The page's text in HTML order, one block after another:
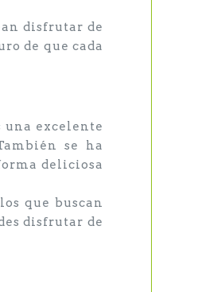
disfrutar de
de que cada
una excelente
se ha
deliciosa
que buscan
disfrutar de